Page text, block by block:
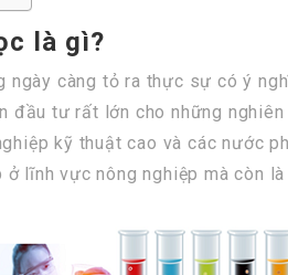
là gì?
ngày càng tỏ ra thực sự có ý
đầu tư rất lớn cho những
kỹ thuật cao và các nước
ở lĩnh vực nông nghiệp mà còn